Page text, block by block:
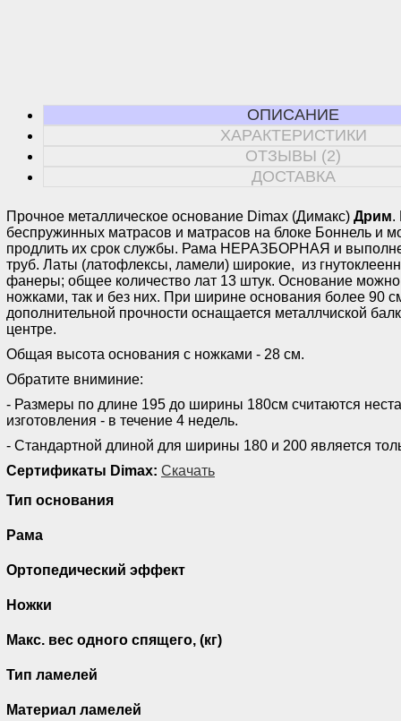
ОПИСАНИЕ
ХАРАКТЕРИСТИКИ
ОТЗЫВЫ (2)
ДОСТАВКА
Прочное металлическое основание Dimax (Димакс) Дрим.
беспружинных матрасов и матрасов на блоке Боннель и
продлить их срок службы. Рама НЕРАЗБОРНАЯ и
труб. Латы (латофлексы, ламели) широкие, из
фанеры; общее количество лат 13 штук. Основание можно
ножками, так и без них. При ширине основания более 90
дополнительной прочности оснащается металлчиской
центре.
Общая высота основания с ножками - 28 см.
Обратите вниминие:
- Размеры по длине 195 до ширины 180см считаются
изготовления - в течение 4 недель.
- Стандартной длиной для ширины 180 и 200 является
Сертификаты Dimax: Скачать
Тип основания
Рама
Ортопедический эффект
Ножки
Макс. вес одного спящего, (кг)
Тип ламелей
Материал ламелей